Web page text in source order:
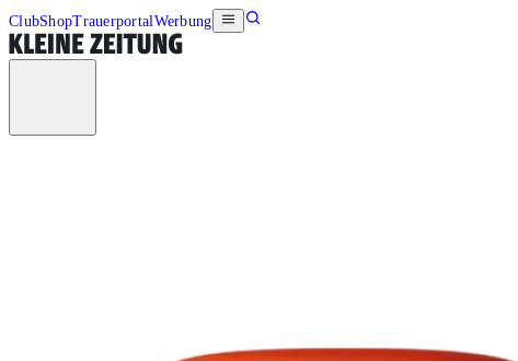
ClubShopTrauerportalWerbung